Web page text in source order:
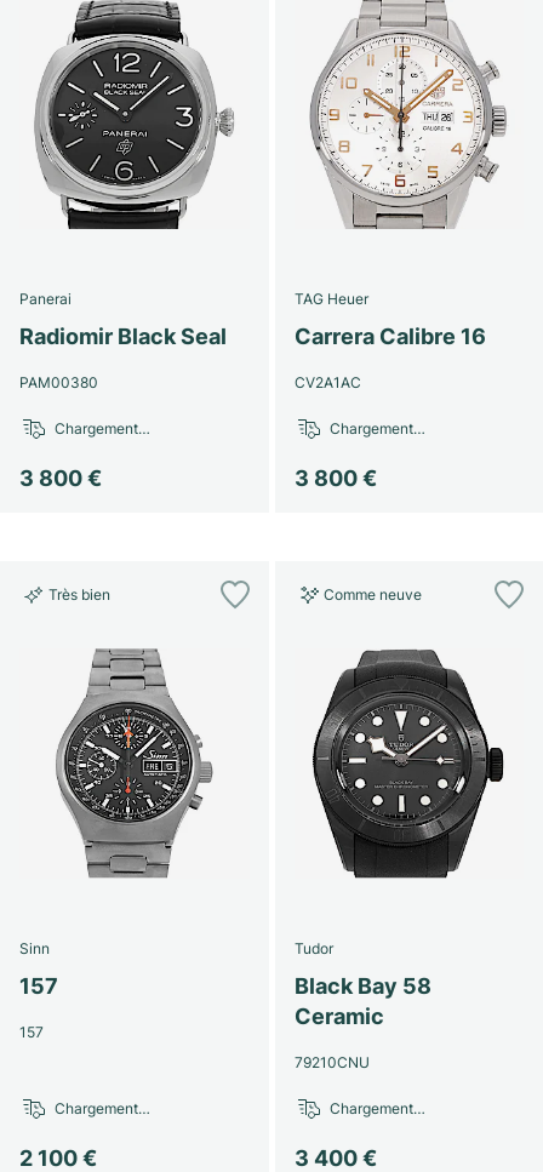
Panerai
Radiomir Black Seal
PAM00380
3 800 €
Chargement…
TAG Heuer
Carrera Calibre 16
CV2A1AC
3 800 €
Chargement…
Très bien
Sinn
157
157
2 100 €
Chargement…
Comme neuve
Tudor
Black Bay 58
Ceramic
79210CNU
3 400 €
Chargement…